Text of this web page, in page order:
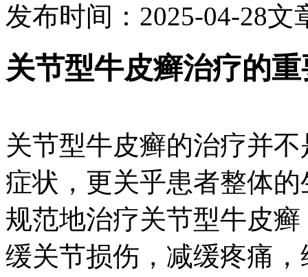
发布时间：2025-04-28文
关节型牛皮癣治疗的
关节型牛皮癣的治疗并
症状，更关乎患者整体
规范地治疗关节型牛皮
缓关节损伤，减缓疼痛